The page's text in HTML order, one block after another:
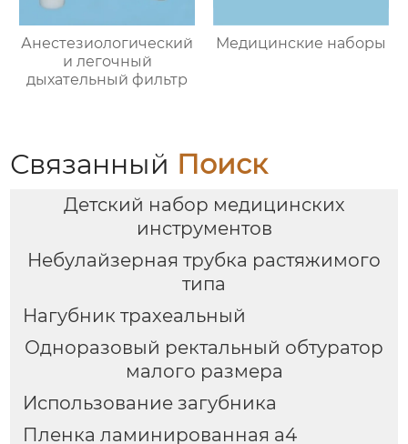
Анестезиологический
и легочный
дыхательный фильтр
Медицинские наборы
Связанный Поиск
Детский набор медицинских
инструментов
Небулайзерная трубка растяжимого
типа
Нагубник трахеальный
Одноразовый ректальный обтуратор
малого размера
Использование загубника
Пленка ламинированная а4